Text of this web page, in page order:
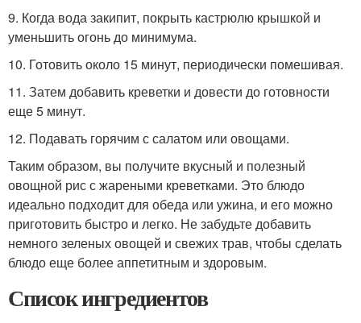
9. Когда вода закипит, покрыть кастрюлю крышкой и
уменьшить огонь до минимума.
10. Готовить около 15 минут, периодически помешивая.
11. Затем добавить креветки и довести до готовности
еще 5 минут.
12. Подавать горячим с салатом или овощами.
Таким образом, вы получите вкусный и полезный
овощной рис с жареными креветками. Это блюдо
идеально подходит для обеда или ужина, и его можно
приготовить быстро и легко. Не забудьте добавить
немного зеленых овощей и свежих трав, чтобы сделать
блюдо еще более аппетитным и здоровым.
Список ингредиентов